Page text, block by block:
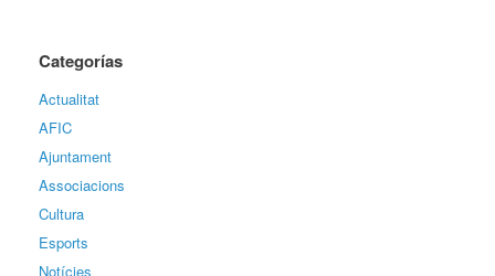
Categorías
Actualitat
AFIC
Ajuntament
Associacions
Cultura
Esports
Notícies